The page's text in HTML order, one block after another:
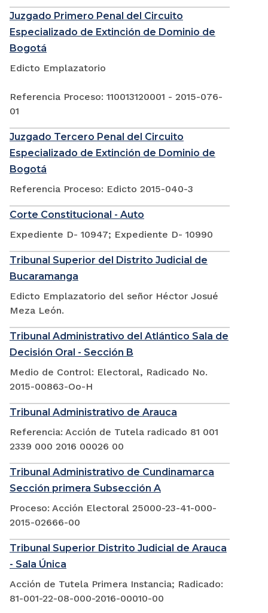
Juzgado Primero Penal del Circuito
Especializado de Extinción de Dominio de
Bogotá
Edicto Emplazatorio
Referencia Proceso: 110013120001 - 2015-076-
01
Juzgado Tercero Penal del Circuito
Especializado de Extinción de Dominio de
Bogotá
Referencia Proceso: Edicto 2015-040-3
Corte Constitucional - Auto
Expediente D- 10947; Expediente D- 10990
Tribunal Superior del Distrito Judicial de
Bucaramanga
Edicto Emplazatorio del señor Héctor Josué
Meza León.
Tribunal Administrativo del Atlántico Sala de
Decisión Oral - Sección B
Medio de Control: Electoral, Radicado No.
2015-00863-Oo-H
Tribunal Administrativo de Arauca
Referencia: Acción de Tutela radicado 81 001
2339 000 2016 00026 00
Tribunal Administrativo de Cundinamarca
Sección primera Subsección A
Proceso: Acción Electoral 25000-23-41-000-
2015-02666-00
Tribunal Superior Distrito Judicial de Arauca
- Sala Única
Acción de Tutela Primera Instancia; Radicado:
81-001-22-08-000-2016-00010-00